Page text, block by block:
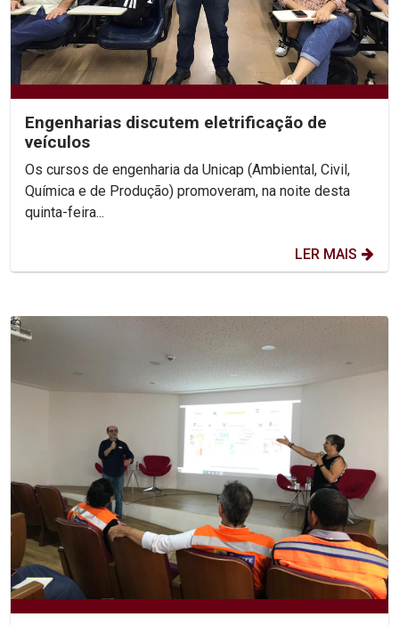
Engenharias discutem eletrificação de
veículos
Os cursos de engenharia da Unicap (Ambiental, Civil,
Química e de Produção) promoveram, na noite desta
quinta-feira...
LER MAIS